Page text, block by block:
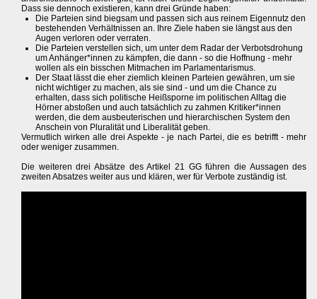
Dass sie dennoch existieren, kann drei Gründe haben:
Die Parteien sind biegsam und passen sich aus reinem Eigennutz den
bestehenden Verhältnissen an. Ihre Ziele haben sie längst aus den
Augen verloren oder verraten.
Die Parteien verstellen sich, um unter dem Radar der Verbotsdrohung
um Anhänger*innen zu kämpfen, die dann - so die Hoffnung - mehr
wollen als ein bisschen Mitmachen im Parlamentarismus.
Der Staat lässt die eher ziemlich kleinen Parteien gewähren, um sie
nicht wichtiger zu machen, als sie sind - und um die Chance zu
erhalten, dass sich politische Heißsporne im politischen Alltag die
Hörner abstoßen und auch tatsächlich zu zahmen Kritiker*innen
werden, die dem ausbeuterischen und hierarchischen System den
Anschein von Pluralität und Liberalität geben.
Vermutlich wirken alle drei Aspekte - je nach Partei, die es betrifft - mehr
oder weniger zusammen.
Die weiteren drei Absätze des Artikel 21 GG führen die Aussagen des
zweiten Absatzes weiter aus und klären, wer für Verbote zuständig ist.